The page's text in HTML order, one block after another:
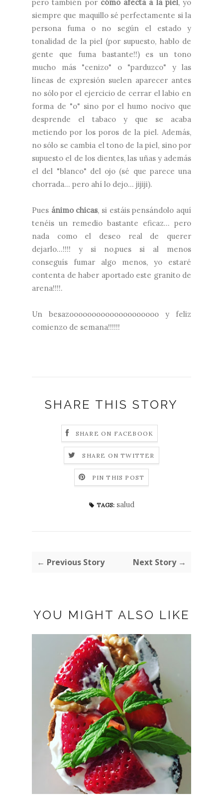
pero también por cómo afecta a la piel, yo
siempre que maquillo sé perfectamente si la
persona fuma o no según el estado y
tonalidad de la piel (por supuesto, hablo de
gente que fuma bastante!!) es un tono
mucho más "cenizo" o "parduzco" y las
líneas de expresión suelen aparecer antes
no sólo por el ejercicio de cerrar el labio en
forma de "o" sino por el humo nocivo que
desprende el tabaco y que se acaba
metiendo por los poros de la piel. Además,
no sólo se cambia el tono de la piel, sino por
supuesto el de los dientes, las uñas y además
el del "blanco" del ojo (sé que parece una
chorrada... pero ahí lo dejo... jijiji).
Pues ánimo chicas, si estáis pensándolo aquí
tenéis un remedio bastante eficaz... pero
nada como el deseo real de querer
dejarlo...!!!! y si no,pues si al menos
conseguís fumar algo menos, yo estaré
contenta de haber aportado este granito de
arena!!!!.
Un besazoooooooooooooooooooo y feliz
comienzo de semana!!!!!!
SHARE THIS STORY
SHARE ON FACEBOOK
SHARE ON TWITTER
PIN THIS POST
TAGS: salud
← Previous Story Next Story →
YOU MIGHT ALSO LIKE